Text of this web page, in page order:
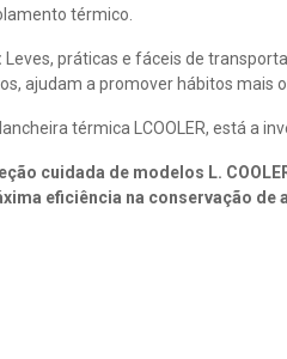
térmico.
Leves, práticas e fáceis de
ajudam a promover hábitos mais
térmica LCOOLER, está a
cuidada de modelos L.
eficiência na conservação de